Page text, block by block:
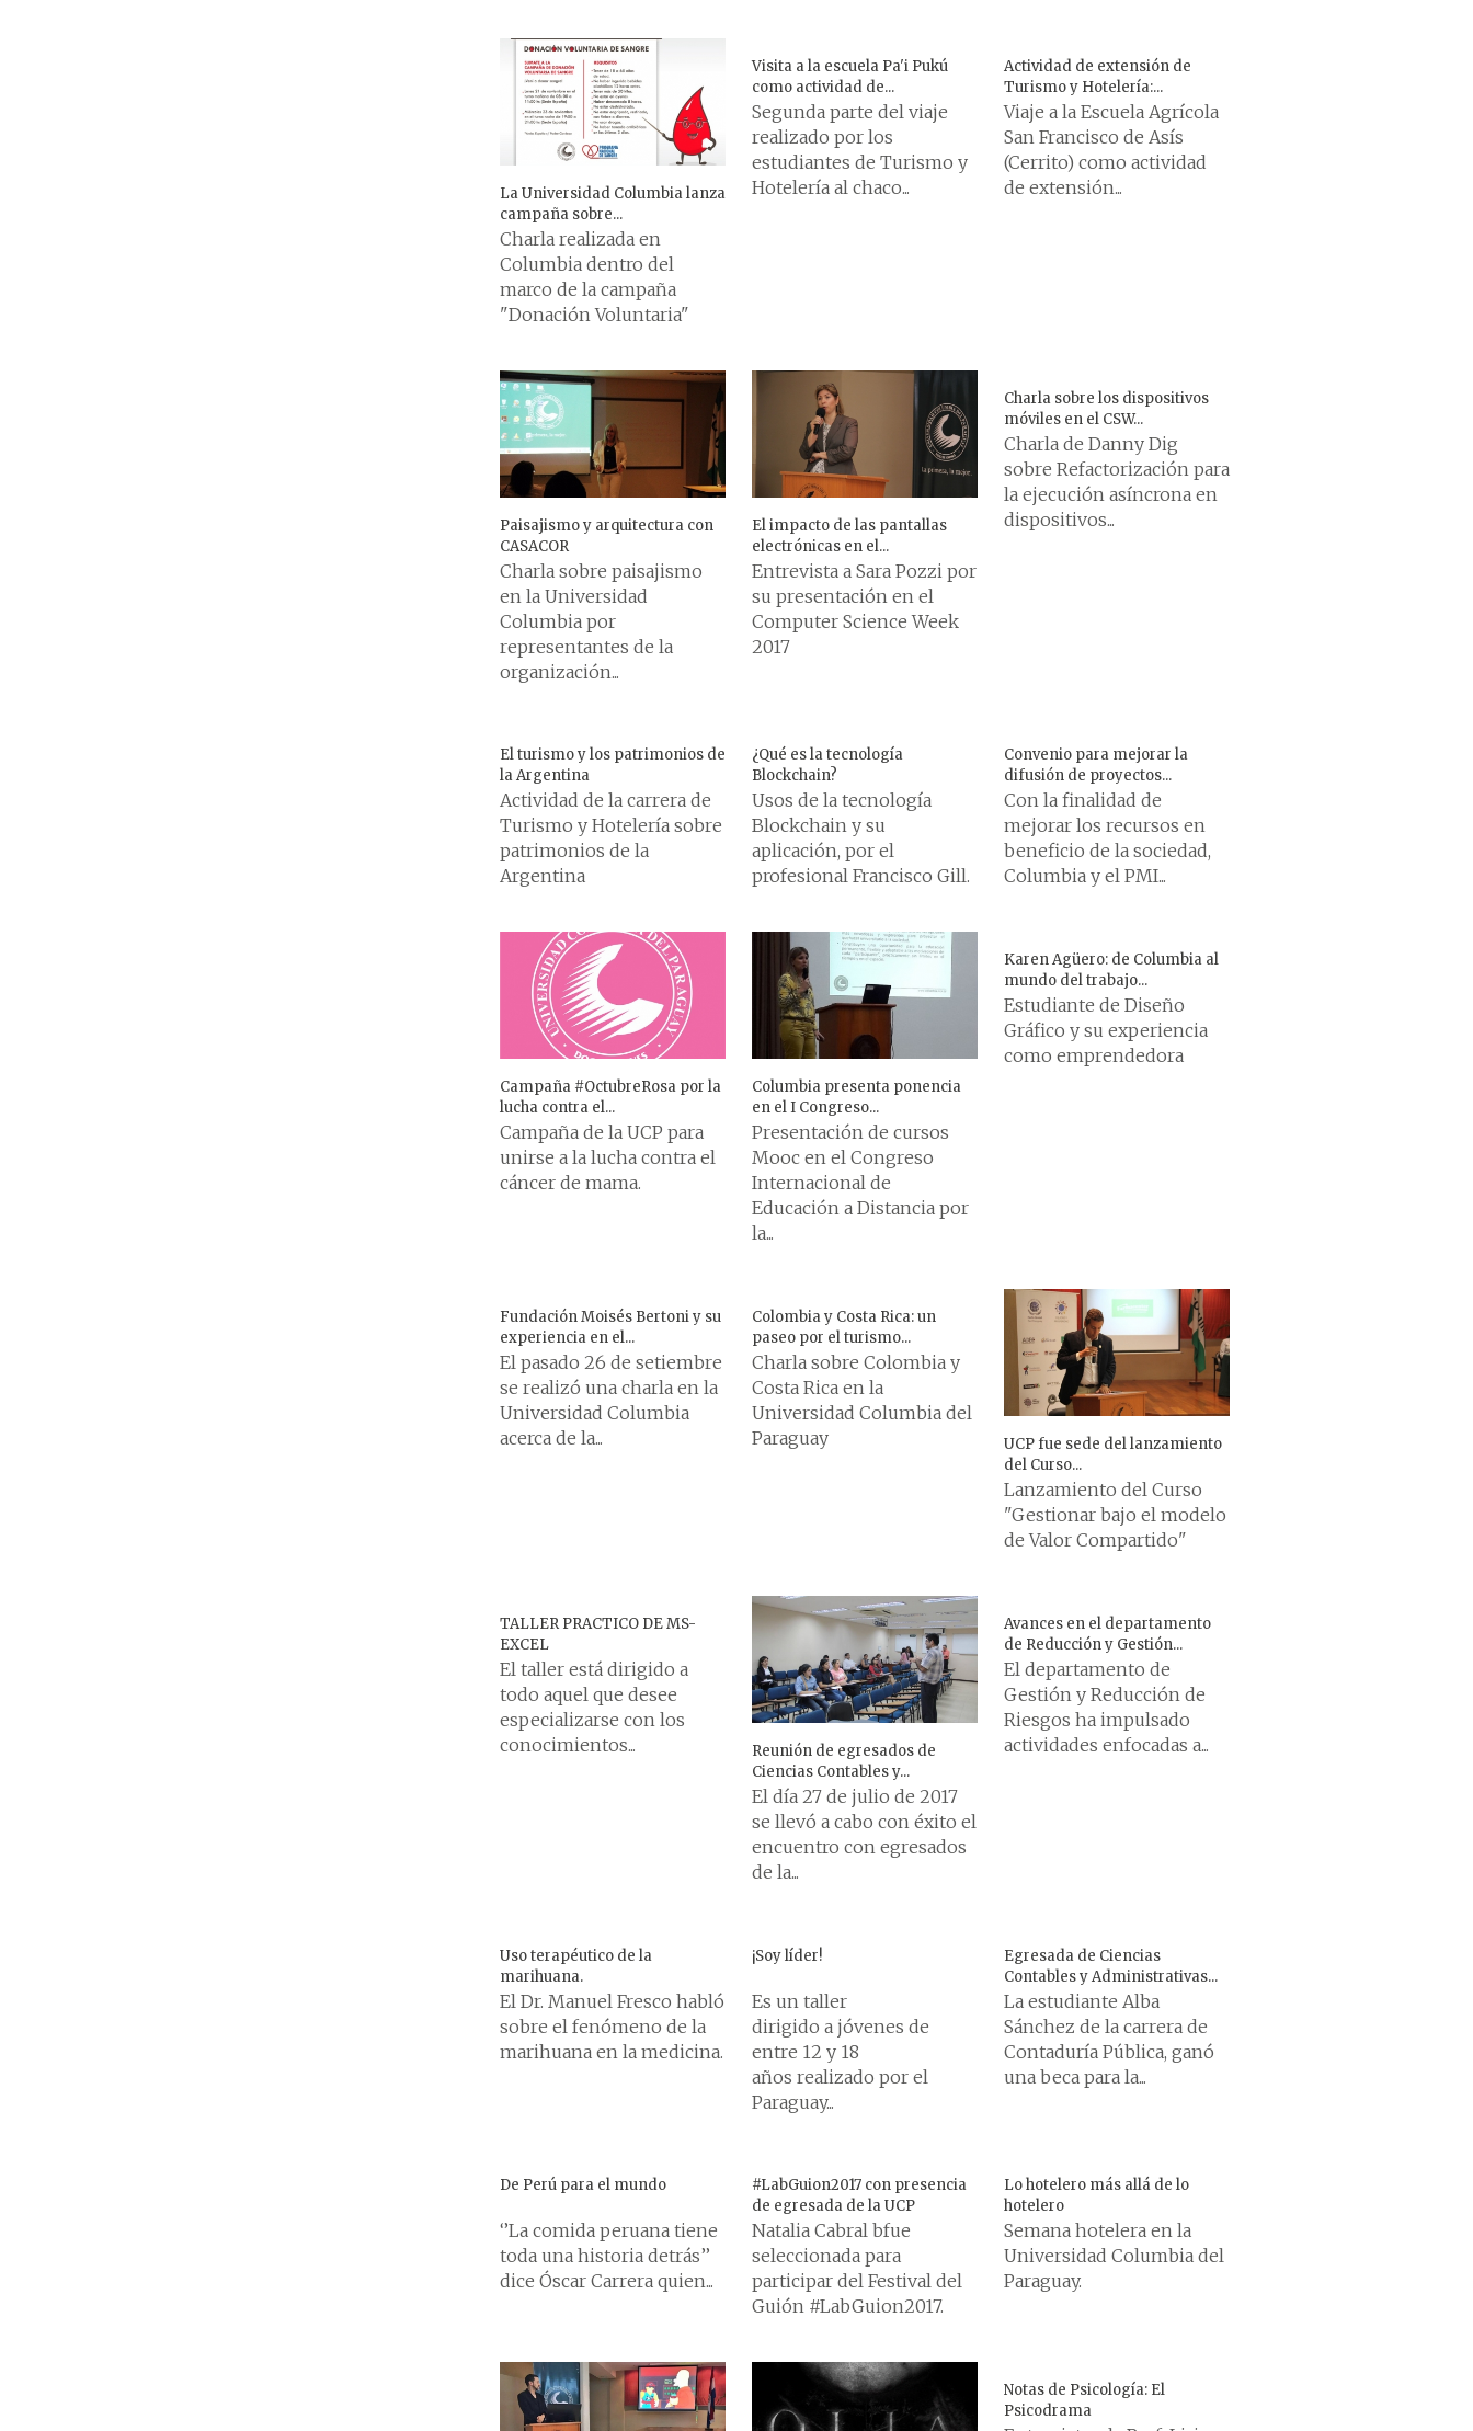
La Universidad Columbia lanza
campaña sobre...
Charla realizada en
Columbia dentro del
marco de la campaña
"Donación Voluntaria"
Visita a la escuela Pa'i Pukú
como actividad de...
Segunda parte del viaje
realizado por los
estudiantes de Turismo y
Hotelería al chaco...
Actividad de extensión de
Turismo y Hotelería:...
Viaje a la Escuela Agrícola
San Francisco de Asís
(Cerrito) como actividad
de extensión...
Paisajismo y arquitectura con
CASACOR
Charla sobre paisajismo
en la Universidad
Columbia por
representantes de la
organización...
El impacto de las pantallas
electrónicas en el...
Entrevista a Sara Pozzi por
su presentación en el
Computer Science Week
2017
Charla sobre los dispositivos
móviles en el CSW...
Charla de Danny Dig
sobre Refactorización para
la ejecución asíncrona en
dispositivos...
El turismo y los patrimonios de
la Argentina
Actividad de la carrera de
Turismo y Hotelería sobre
patrimonios de la
Argentina
¿Qué es la tecnología
Blockchain?
Usos de la tecnología
Blockchain y su
aplicación, por el
profesional Francisco Gill.
Convenio para mejorar la
difusión de proyectos...
Con la finalidad de
mejorar los recursos en
beneficio de la sociedad,
Columbia y el PMI...
Campaña #OctubreRosa por la
lucha contra el...
Campaña de la UCP para
unirse a la lucha contra el
cáncer de mama.
Columbia presenta ponencia
en el I Congreso...
Presentación de cursos
Mooc en el Congreso
Internacional de
Educación a Distancia por
la...
Karen Agüero: de Columbia al
mundo del trabajo...
Estudiante de Diseño
Gráfico y su experiencia
como emprendedora
Fundación Moisés Bertoni y su
experiencia en el...
El pasado 26 de setiembre
se realizó una charla en la
Universidad Columbia
acerca de la...
Colombia y Costa Rica: un
paseo por el turismo...
Charla sobre Colombia y
Costa Rica en la
Universidad Columbia del
Paraguay
UCP fue sede del lanzamiento
del Curso...
Lanzamiento del Curso
"Gestionar bajo el modelo
de Valor Compartido"
TALLER PRACTICO DE MS-
EXCEL
El taller está dirigido a
todo aquel que desee
especializarse con los
conocimientos...
Reunión de egresados de
Ciencias Contables y...
El día 27 de julio de 2017
se llevó a cabo con éxito el
encuentro con egresados
de la...
Avances en el departamento
de Reducción y Gestión...
El departamento de
Gestión y Reducción de
Riesgos ha impulsado
actividades enfocadas a...
Uso terapéutico de la
marihuana.
El Dr. Manuel Fresco habló
sobre el fenómeno de la
marihuana en la medicina.
¡Soy líder!
Es un taller
dirigido a jóvenes de
entre 12 y 18
años realizado por el
Paraguay...
Egresada de Ciencias
Contables y Administrativas...
La estudiante Alba
Sánchez de la carrera de
Contaduría Pública, ganó
una beca para la...
De Perú para el mundo
‘’La comida peruana tiene
toda una historia detrás’’
dice Óscar Carrera quien...
#LabGuion2017 con presencia
de egresada de la UCP
Natalia Cabral bfue
seleccionada para
participar del Festival del
Guión #LabGuion2017.
Lo hotelero más allá de lo
hotelero
Semana hotelera en la
Universidad Columbia del
Paraguay.
Notas de Psicología: El
Psicodrama